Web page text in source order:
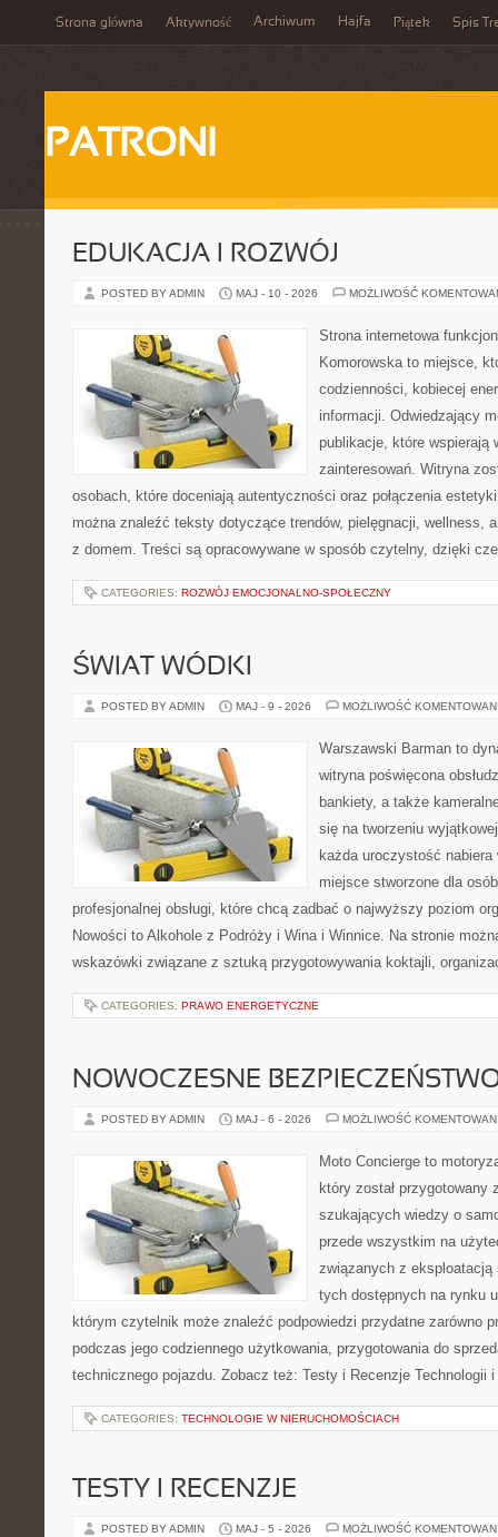
Strona główna Aktywność Archiwum Hajfa Piątek Spis
PATRONI
EDUKACJA I ROZWÓJ
POSTED BY ADMIN MAJ - 10 - 2026 MOŻLIWOŚĆ
Strona internetowa
Komorowska to miejsce,
codzienności, kobiecej
informacji. Odwiedzający
publikacje, które wspierają
zainteresowań. Witryna
osobach, które doceniają autentyczności oraz połączenia
można znaleźć teksty dotyczące trendów, pielęgnacji, wellness,
z domem. Treści są opracowywane w sposób czytelny, dzięki
CATEGORIES: ROZWÓJ EMOCJONALNO-SPOŁECZNY
ŚWIAT WÓDKI
POSTED BY ADMIN MAJ - 9 - 2026 MOŻLIWOŚĆ
Warszawski Barman to
witryna poświęcona
bankiety, a także
się na tworzeniu
każda uroczystość
miejsce stworzone dla
profesjonalnej obsługi, które chcą zadbać o najwyższy poziom
Nowości to Alkohole z Podróży i Wina i Winnice. Na stronie
wskazówki związane z sztuką przygotowywania koktajli,
CATEGORIES: PRAWO ENERGETYCZNE
NOWOCZESNE
POSTED BY ADMIN MAJ - 6 - 2026 MOŻLIWOŚĆ
Moto Concierge to
który został przygotowany
szukających wiedzy o
przede wszystkim na
związanych z eksploatacją
tych dostępnych na rynku
którym czytelnik może znaleźć podpowiedzi przydatne zarówno
podczas jego codziennego użytkowania, przygotowania do
technicznego pojazdu. Zobacz też: Testy i Recenzje
CATEGORIES: TECHNOLOGIE W NIERUCHOMOŚCIACH
TESTY I RECENZJE
POSTED BY ADMIN MAJ - 5 - 2026 MOŻLIWOŚĆ